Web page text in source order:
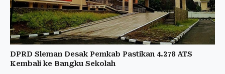
DPRD Sleman Desak Pemkab Pastikan 4.278 ATS
Kembali ke Bangku Sekolah